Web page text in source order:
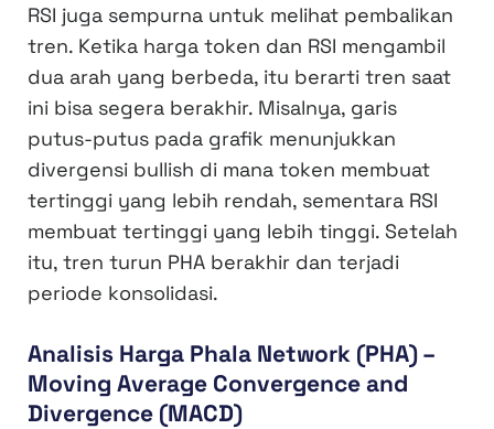
RSI juga sempurna untuk melihat pembalikan
tren. Ketika harga token dan RSI mengambil
dua arah yang berbeda, itu berarti tren saat
ini bisa segera berakhir. Misalnya, garis
putus-putus pada grafik menunjukkan
divergensi bullish di mana token membuat
tertinggi yang lebih rendah, sementara RSI
membuat tertinggi yang lebih tinggi. Setelah
itu, tren turun PHA berakhir dan terjadi
periode konsolidasi.
Analisis Harga Phala Network (PHA) –
Moving Average Convergence and
Divergence (MACD)